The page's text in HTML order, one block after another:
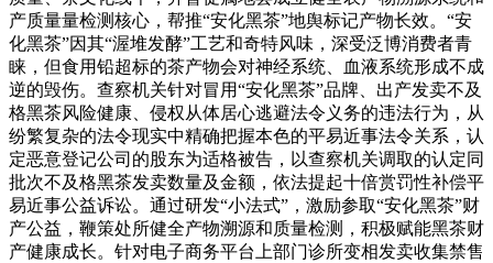
产质量量检测核心，帮推“安化黑茶”地舆标记产物长效。“安
化黑茶”因其“渥堆发酵”工艺和奇特风味，深受泛博消费者青
睐，但食用铅超标的茶产物会对神经系统、血液系统形成不成
逆的毁伤。查察机关针对冒用“安化黑茶”品牌、出产发卖不及
格黑茶风险健康、侵权从体居心逃避法令义务的违法行为，从
纷繁复杂的法令现实中精确把握本色的平易近事法令关系，认
定恶意登记公司的股东为适格被告，以查察机关调取的认定同
批次不及格黑茶发卖数量及金额，依法提起十倍赏罚性补偿平
易近事公益诉讼。通过研发“小法式”，激励参取“安化黑茶”财
产公益，鞭策处所健全产物溯源和质量检测，积极赋能黑茶财
产健康成长。针对电子商务平台上部门诊所变相发卖收集禁售